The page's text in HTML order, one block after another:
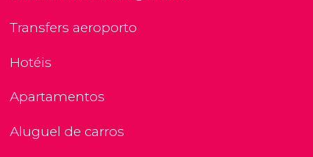
Transfers aeroporto
Hotéis
Apartamentos
Aluguel de carros